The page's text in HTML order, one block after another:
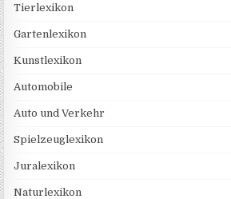
Tierlexikon
Gartenlexikon
Kunstlexikon
Automobile
Auto und Verkehr
Spielzeuglexikon
Juralexikon
Naturlexikon